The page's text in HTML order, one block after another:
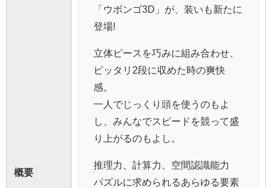
概要
「ウボンゴ3D」が、装いも新たに
登場!
立体ピースを巧みに組み合わせ、
ピッタリ2段に収めた時の爽快
感。
一人でじっくり頭を使うのもよ
し、みんなでスピードを競って盛
り上がるのもよし。
推理力、計算力、空間認識能力
パズルに求められるあらゆる要素